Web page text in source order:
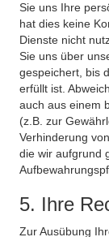
Sie uns Ihre
hat dies keine
Dienste nicht
Sie uns über
gespeichert, bis
erfüllt ist.
auch aus einem
(z.B. zur
Verhinderung
die wir aufgrund
5. Ihre
Zur Ausübung